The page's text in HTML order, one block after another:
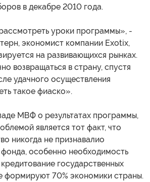
в декабре 2010 года.
уроки программы», -
экономист компании Exotix,
на развивающихся рынках.
возвращаться в страну, спустя
удачного осуществления
такое фиаско».
МВФ о результатах программы,
является тот факт, что
никогда не признавалио
особенно необходимость
государственных
формируют 70% экономики страны.